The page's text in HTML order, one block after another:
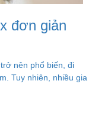
đơn giản
nên phổ biến, đi
Tuy nhiên, nhiều gia